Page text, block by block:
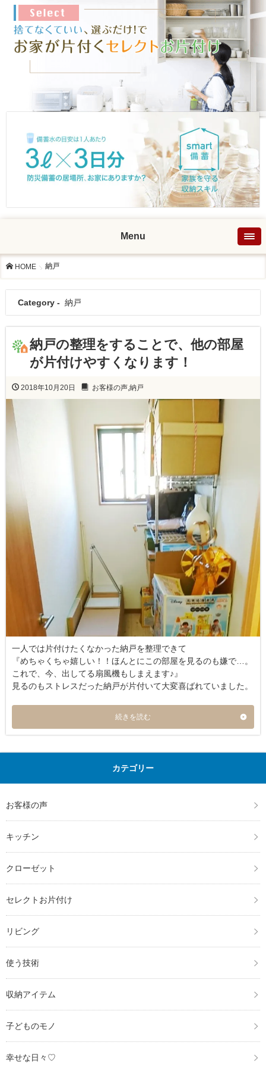
Menu
HOME 納戸
Category - 納戸
納戸の整理をすることで、他の部屋
が片付けやすくなります！
2018年10月20日 お客様の声,納戸
一人では片付けたくなかった納戸を整理できて
『めちゃくちゃ嬉しい！！ほんとにこの部屋を見るのも嫌で…。
これで、今、出してる扇風機もしまえます♪』
見るのもストレスだった納戸が片付いて大変喜ばれていました。
続きを読む
カテゴリー
お客様の声
キッチン
クローゼット
セレクトお片付け
リビング
使う技術
収納アイテム
子どものモノ
幸せな日々♡